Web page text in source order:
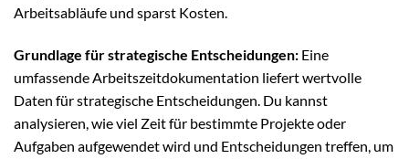
Arbeitsabläufe und sparst Kosten.
Grundlage für strategische Entscheidungen: Eine
umfassende Arbeitszeitdokumentation liefert wertvolle
Daten für strategische Entscheidungen. Du kannst
analysieren, wie viel Zeit für bestimmte Projekte oder
Aufgaben aufgewendet wird und Entscheidungen treffen, um